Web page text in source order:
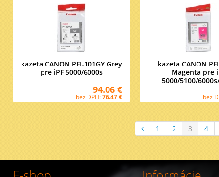
kazeta CANON PFI-101GY Grey
pre iPF 5000/6000s
94.06 €
bez DPH:76.47 €
kazeta CANON
Magenta pre
5000/5100/
bez
1 2 3 4